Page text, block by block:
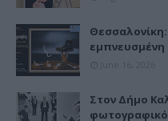
εμπνευσμένη
Στον Δήμο
φωτογραφικό